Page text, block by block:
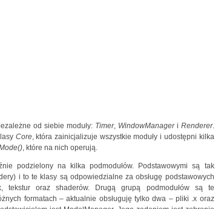
od siebie moduły: Timer, WindowManageri Renderer.
Core, która zainicjalizuje wszystkie moduły i udostępni kilka
, które na nich operują.
podzielony na kilka podmodułów. Podstawowymi są tak
i to te klasy są odpowiedzialne za obsługę podstawowych
tekstur oraz shaderów. Drugą grupą podmodułów są te
formatach – aktualnie obsługuję tylko dwa – pliki .x oraz